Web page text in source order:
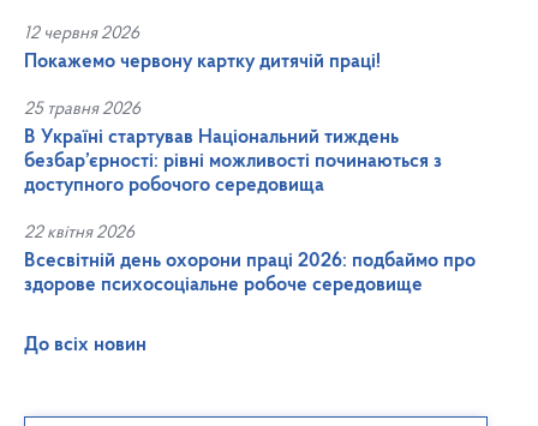
12 червня 2026
Покажемо червону картку дитячій праці!
25 травня 2026
В Україні стартував Національний тиждень
безбар’єрності: рівні можливості починаються з
доступного робочого середовища
22 квітня 2026
Всесвітній день охорони праці 2026: подбаймо про
здорове психосоціальне робоче середовище
До всіх новин